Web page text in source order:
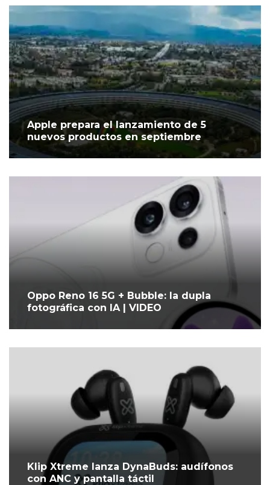
Apple prepara el lanzamiento de 5
nuevos productos en septiembre
Oppo Reno 16 5G + Bubble: la dupla
fotográfica con IA | VIDEO
Klip Xtreme lanza DynaBuds: audífonos
con ANC y pantalla táctil